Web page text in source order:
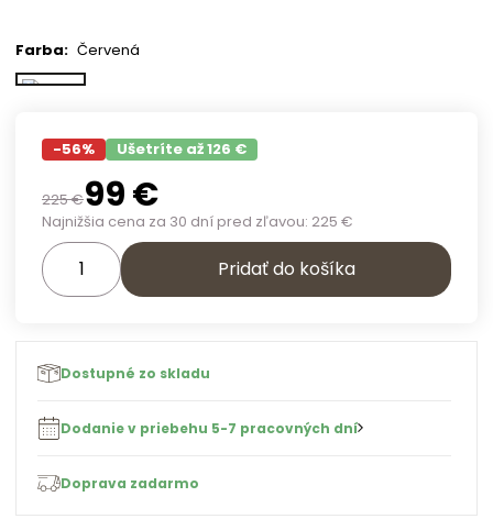
Farba: Červená
-56% Ušetríte až 126 €
225€99€
Najnižšia cena za 30 dní pred zľavou: 225 €
Pridať do košíka
Dostupné zo skladu
Dodanie v priebehu 5-7 pracovných dní
Doprava zadarmo